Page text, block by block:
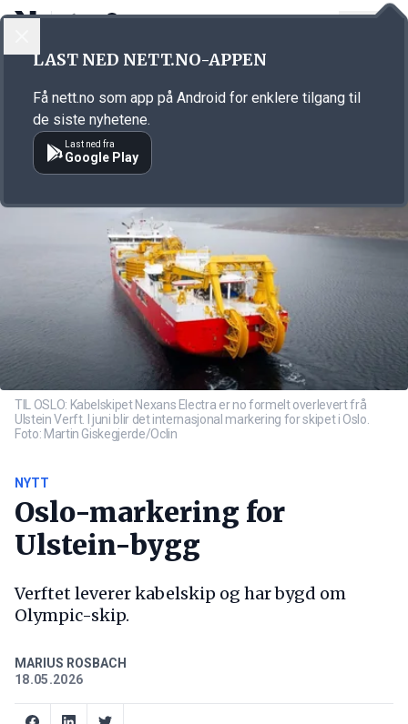
Annonsørinnhold
TIL OSLO: Kabelskipet Nexans Electra er no formelt overlevert frå
Ulstein Verft. I juni blir det internasjonal markering for skipet i Oslo.
Foto: Martin Giskegjerde/Oclin
NYTT
Oslo-markering for
Ulstein-bygg
Verftet leverer kabelskip og har bygd om
Olympic-skip.
MARIUS ROSBACH
18.05.2026
LAST NED NETT.NO-APPEN
Få nett.no som app på Android for enklere tilgang til
de siste nyhetene.
Last ned fra
Google Play